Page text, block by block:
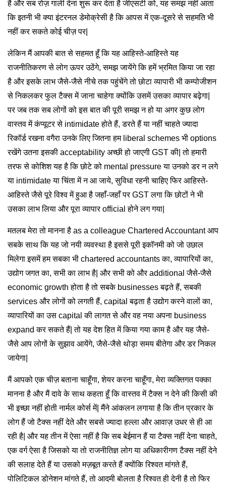
है और सब रोज़ गाली देना शुरू कर देता है जीएसटी को, यह समझ नहीं आता
कि इतनी भी क्या इंटरनल डेमोक्रेसी है कि आपस में एक-दूसरे से सहमति भी
नहीं कर सकते कोई चीज़ पर|
लेकिन मैं आपकी बात से सहमत हूँ कि यह आहिस्ते-आहिस्ते यह
राजनीतिकरण से लोग ऊपर उठेंगे, समझ जायेंगे कि हमें भ्रमित किया जा रहा
है और इसके लाभ जैसे-जैसे नीचे तक पहुंचेंगे तो छोटा व्यापारी भी कम्पोजीशन
से निकलकर फुल टैक्स में जाना चाहेगा क्योंकि उसमें उसका व्यापार बढ़ेगा|
पर जब तक सब लोगों को इस बात की पूरी समझ न हो या अगर कुछ लोग
वास्तव में कंप्यूटर से intimidate होते हैं, डरते हैं या नहीं चाहते ज्यादा
रिकॉर्ड रखना वगैरा उनके लिए जितना हम liberal schemes भी options
रखेंगे उतना इसकी acceptability अच्छी हो जाएगी GST की| तो हमारी
तरफ से कोशिश यह है कि छोटे को mental pressure या उनको डर न लगे
या intimidate या चिंता में न आ जाये, सुविधा रहनी चाहिए फिर आहिस्ते-
आहिस्ते जैसे पूरे विश्व में हुआ है जहाँ-जहाँ पर GST लगा कि छोटों ने भी
उसका लाभ लिया और पूरा व्यापार official होने लग गया|
मतलब मेरा तो मानना है as a colleague Chartered Accountant आप
सबके साथ कि यह जो नयी व्यवस्था है इससे पूरी इकॉनमी को जो उछाल
मिलेगा इसमें हम सबका भी chartered accountants का, व्यापारियों का,
उद्योग जगत का, सभी का लाभ है| और सभी को और additional जैसे-जैसे
economic growth होता है तो सबके businesses बढ़ते हैं, सबकी
services और लोगों को लगती हैं, capital बढ़ता है उद्योग करने वालों का,
व्यापारियों का उस capital की लागत से और वह नया अपना business
expand कर सकते हैं| तो यह देश हित में किया गया काम है और यह जैसे-
जैसे आप लोगों के सुझाव आयेंगे, जैसे-जैसे थोड़ा समय बीतेगा और डर निकल
जायेगा|
मैं आपको एक चीज़ बताना चाहूँगा, शेयर करना चाहूँगा, मेरा व्यक्तिगत पक्का
मानना है और मैं दावे के साथ कहता हूँ कि वास्तव में टैक्स न देने की किसी की
भी इच्छा नहीं होती नार्मल कोर्स में| मैंने आंकलन लगाया है कि तीन प्रकार के
लोग हैं जो टैक्स नहीं देते और सबसे ज्यादा हल्ला और आवाज़ उधर से ही आ
रही है| और यह तीन में ऐसा नहीं है कि सब बेईमान हैं या टैक्स नहीं देना चाहते,
एक वर्ग ऐसा है जिसको या तो राजनीतिज्ञ लोग या अधिकारीगण टैक्स नहीं देने
की सलाह देते हैं या उसको मज़बूत करते हैं क्योंकि रिश्वत मांगते हैं,
पोलिटिकल डोनेशन मांगते हैं, तो आदमी बोलता है रिश्वत ही देनी है तो फिर